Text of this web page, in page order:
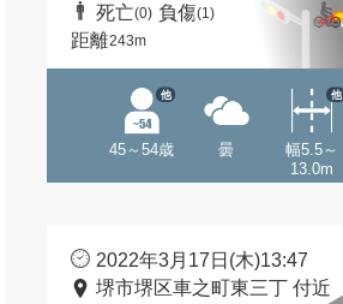
死亡(0) 負傷(1)
距離243m
45～54歳
他
曇
幅5.5～
13.0m
他
2022年3月17日(木)13:47
堺市堺区車之町東三丁 付近